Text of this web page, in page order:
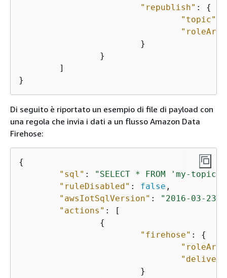
"republish" : {
"topic"
"roleArn"
}
Di seguito è riportato un esempio di file di payload con
una regola che invia i dati a un flusso Amazon Data
Firehose:
{
"sql" : "SELECT * FROM 'my-topic'"
"ruleDisabled" : false ,
"awsIotSqlVersion" : "2016-03-23"
"actions" : [
{
"firehose" : {
"roleArn"